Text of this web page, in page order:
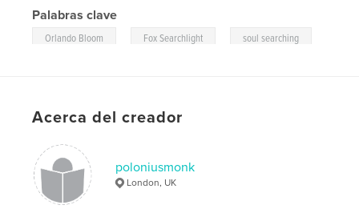
Palabras clave
Orlando Bloom Fox Searchlight soul searching
Acerca del creador
poloniusmonk
London, UK